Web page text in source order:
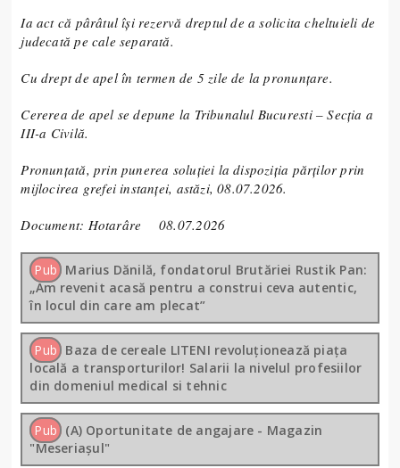
Ia act că pârâtul își rezervă dreptul de a solicita cheltuieli de
judecată pe cale separată.
Cu drept de apel în termen de 5 zile de la pronunţare.
Cererea de apel se depune la Tribunalul Bucuresti – Secţia a
III-a Civilă.
Pronunţată, prin punerea soluţiei la dispoziţia părţilor prin
mijlocirea grefei instanţei, astăzi, 08.07.2026.
Document: Hotarâre 08.07.2026
Pub Marius Dănilă, fondatorul Brutăriei Rustik Pan:
„Am revenit acasă pentru a construi ceva autentic,
în locul din care am plecat”
Pub Baza de cereale LITENI revoluționează piața
locală a transporturilor! Salarii la nivelul profesiilor
din domeniul medical si tehnic
Pub (A) Oportunitate de angajare - Magazin
"Meseriașul"